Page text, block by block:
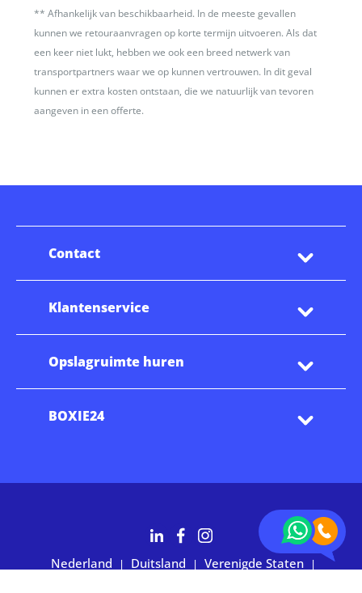
**Afhankelijk van beschikbaarheid. In de meeste gevallen
kunnen we retouraanvragen op korte termijn uitvoeren. Als dat
een keer niet lukt, hebben we ook een breed netwerk van
transportpartners waar we op kunnen vertrouwen. In dit geval
kunnen er extra kosten ontstaan, die we natuurlijk van tevoren
aangeven in een offerte.
Contact
Klantenservice
Opslagruimte huren
BOXIE24
Nederland | Duitsland | Verenigde Staten |